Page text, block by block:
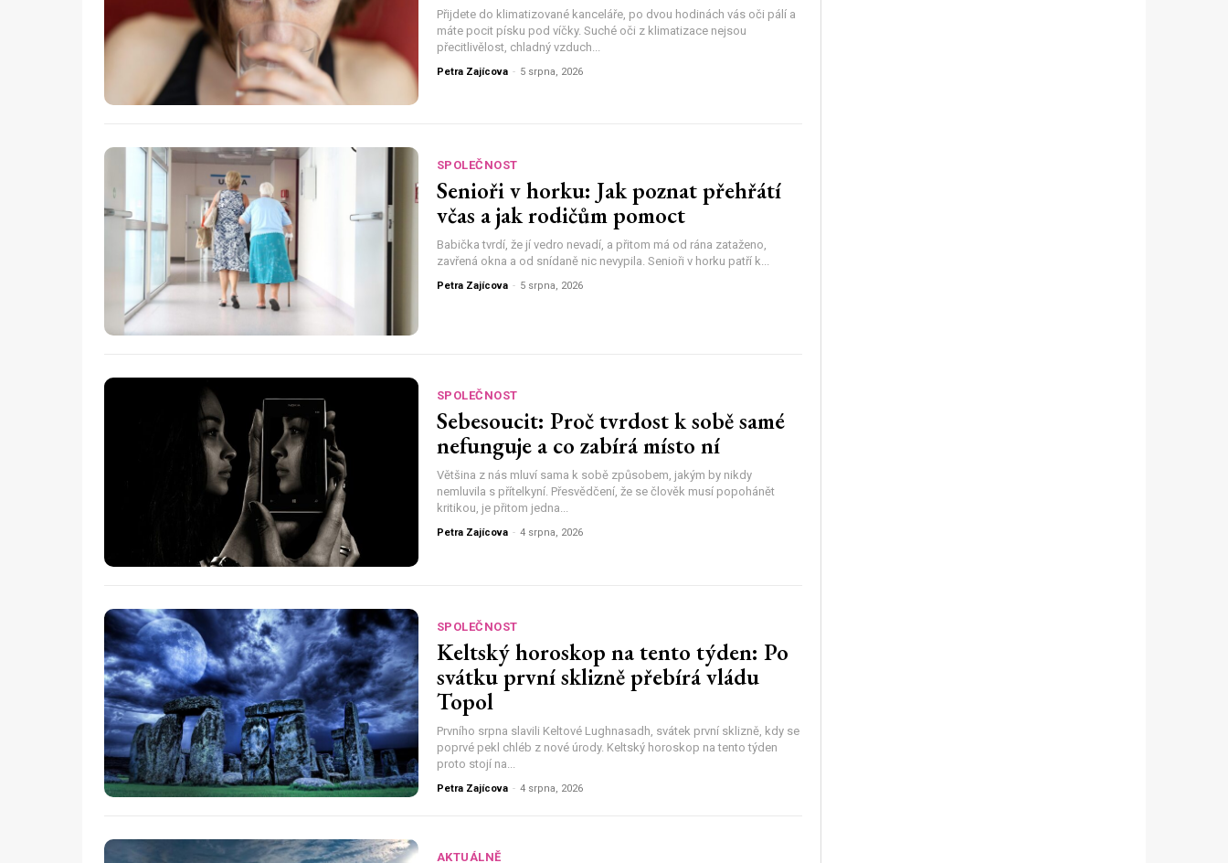
Přijdete do klimatizované kanceláře, po dvou hodinách vás oči pálí a
máte pocit písku pod víčky. Suché oči z klimatizace nejsou
přecitlivělost, chladný vzduch...
Petra Zajícova - 5 srpna, 2026
SPOLEČNOST
Senioři v horku: Jak poznat přehřátí
včas a jak rodičům pomoct
Babička tvrdí, že jí vedro nevadí, a přitom má od rána zataženo,
zavřená okna a od snídaně nic nevypila. Senioři v horku patří k...
Petra Zajícova - 5 srpna, 2026
SPOLEČNOST
Sebesoucit: Proč tvrdost k sobě samé
nefunguje a co zabírá místo ní
Většina z nás mluví sama k sobě způsobem, jakým by nikdy
nemluvila s přítelkyní. Přesvědčení, že se člověk musí popohánět
kritikou, je přitom jedna...
Petra Zajícova - 4 srpna, 2026
SPOLEČNOST
Keltský horoskop na tento týden: Po
svátku první sklizně přebírá vládu
Topol
Prvního srpna slavili Keltové Lughnasadh, svátek první sklizně, kdy se
poprvé pekl chléb z nové úrody. Keltský horoskop na tento týden
proto stojí na...
Petra Zajícova - 4 srpna, 2026
AKTUÁLNĚ